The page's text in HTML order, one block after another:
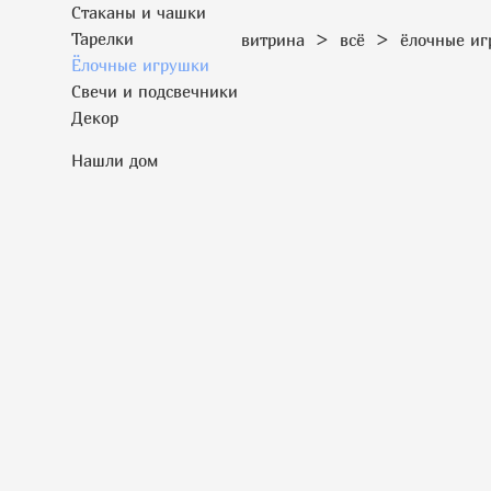
Стаканы и чашки
Тарелки
Ёлочные игрушки
Свечи и подсвечники
Декор
Нашли дом
витрина > всё > ёлочные